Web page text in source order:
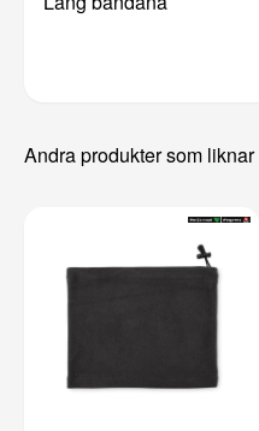
Andra produkter som liknar